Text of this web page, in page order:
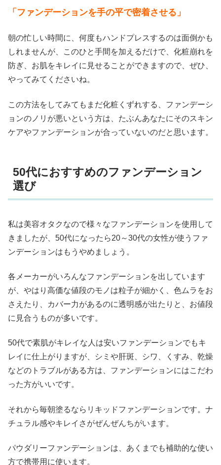
「ファンデーションを手の平で密着させる」
朝の忙しい時間に、何度もハンドプレスするのは面倒かも
しれませんが、このひと手間を加えるだけで、化粧崩れを
防ぎ、お肌をキレイに見せることができますので、ぜひ、
やってみてくださいね。
この方法をしてみてもまだ化粧くずれする、ファンデーシ
ョンのノリが悪いという方は、たぶんあなたにそのスキン
ケアやファンデーションが合っていないのだと思います。
50代におすすめのファンデーション
選び
私は美容オタクなので様々なファンデーションを使用して
きましたが、50代になったら20～30代の女性が使うファ
ンデーションはもうやめましょう。
各メーカーがいろんなファンデーションを出しています
が、やはり高価な値段のモノは粒子が細かく、色ムラをお
さえたり、カバー力があるのに透明感が出たりと、お値段
に見合うものが多いです。
50代で素肌がキレイな人は安いファンデーションでもキ
レイに仕上がりますが、シミや肝斑、シワ、くすみ、乾燥
などのトラブルがある方は、ファンデーションにはこだわ
った方がいいです。
それから毎朝塗るならリキッドファンデーションです。ナ
チュラル感やキレイさがぜんぜんちがいます。
パウダリーファンデーションは、あくまでも補助的な使い
方で携帯用に使います。